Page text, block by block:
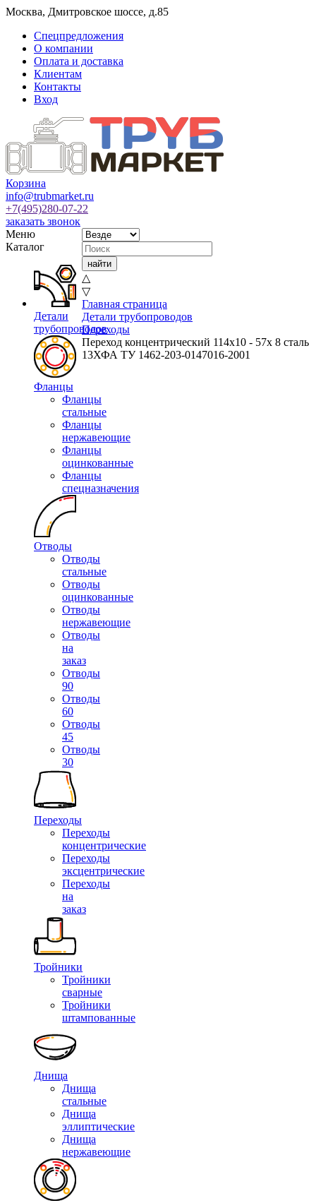
Москва, Дмитровское шоссе, д.85
Спецпредложения
О компании
Оплата и доставка
Клиентам
Контакты
Вход
Корзина
info@trubmarket.ru
+7(495)280-07-22
заказать звонок
Меню
Каталог
Детали
трубопроводов
Фланцы
Фланцы
стальные
Фланцы
нержавеющие
Фланцы
оцинкованные
Фланцы
спецназначения
Отводы
Отводы
стальные
Отводы
оцинкованные
Отводы
нержавеющие
Отводы
на
заказ
Отводы
90
Отводы
60
Отводы
45
Отводы
30
Переходы
Переходы
концентрические
Переходы
эксцентрические
Переходы
на
заказ
Тройники
Тройники
сварные
Тройники
штампованные
Днища
Днища
стальные
Днища
эллиптические
Днища
нержавеющие
△
▽
Главная страница
Детали трубопроводов
Переходы
Переход концентрический 114х10 - 57х 8 сталь
13ХФА ТУ 1462-203-0147016-2001